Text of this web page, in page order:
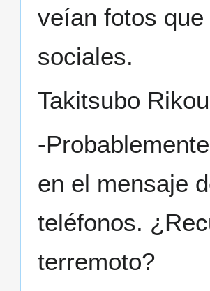
veían fotos
sociales.
Takitsubo
-
en el mensaje
teléfonos.
terremoto?